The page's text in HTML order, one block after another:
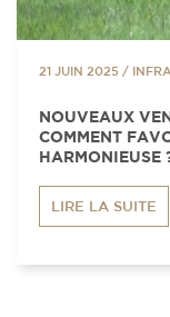
21 JUIN 2025 /
NOUVEAUX
COMMENT
HARMONIEUSE
LIRE LA SUITE